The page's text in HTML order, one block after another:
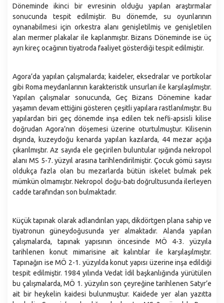
Döneminde ikinci bir evresinin olduğu yapılan araştırmalar
sonucunda tespit edilmiştir. Bu dönemde, su oyunlarının
oynanabilmesi için orkestra alanı genişletilmiş ve genişletilen
alan mermer plakalar ile kaplanmıştır. Bizans Döneminde ise üç
ayrı kireç ocağının tiyatroda faaliyet gösterdiği tespit edilmiştir.
Agora’da yapılan çalışmalarda; kaideler, eksedralar ve portikolar
gibi Roma meydanlarının karakteristik unsurları ile karşılaşılmıştır.
Yapılan çalışmalar sonucunda, Geç Bizans Dönemine kadar
yaşamın devam ettiğini gösteren çeşitli yapılara rastlanılmıştır. Bu
yapılardan biri geç dönemde inşa edilen tek nefli-apsisli kilise
doğrudan Agora’nın döşemesi üzerine oturtulmuştur. Kilisenin
dışında, kuzeydoğu kenarda yapılan kazılarda, 44 mezar açığa
çıkarılmıştır. Az sayıda ele geçirilen buluntular ışığında nekropol
alanı MS 5-7. yüzyıl arasına tarihlendirilmiştir. Çocuk gömü sayısı
oldukça fazla olan bu mezarlarda bütün iskelet bulmak pek
mümkün olmamıştır. Nekropol doğu-batı doğrultusunda ilerleyen
cadde tarafından son bulmaktadır.
Küçük tapınak olarak adlandırılan yapı, dikdörtgen plana sahip ve
tiyatronun güneydoğusunda yer almaktadır. Alanda yapılan
çalışmalarda, tapınak yapısının öncesinde MÖ 4-3. yüzyıla
tarihlenen konut mimarisine ait kalıntılar ile karşılaşılmıştır.
Tapınağın ise MÖ 2-1. yüzyılda konut yapısı üzerine inşa edildiği
tespit edilmiştir. 1984 yılında Vedat İdil başkanlığında yürütülen
bu çalışmalarda, MÖ 1. yüzyılın son çeyreğine tarihlenen Satyr’e
ait bir heykelin kaidesi bulunmuştur. Kaidede yer alan yazıtta